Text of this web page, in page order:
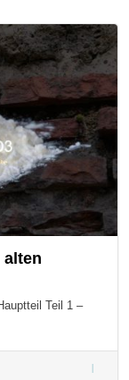
alten
Teil 1 –